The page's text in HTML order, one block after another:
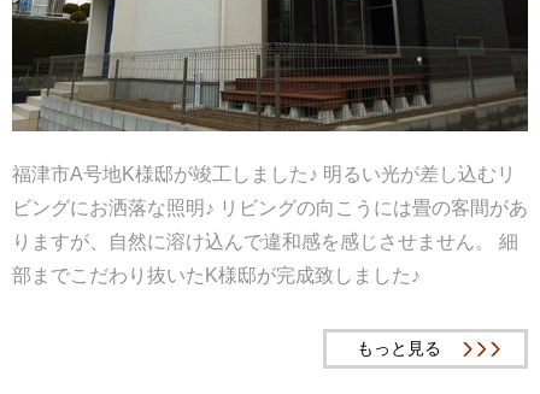
福津市A号地K様邸が竣工しました♪ 明るい光が差し込むリ
ビングにお洒落な照明♪ リビングの向こうには畳の客間があ
りますが、自然に溶け込んで違和感を感じさせません。 細
部までこだわり抜いたK様邸が完成致しました♪
もっと見る